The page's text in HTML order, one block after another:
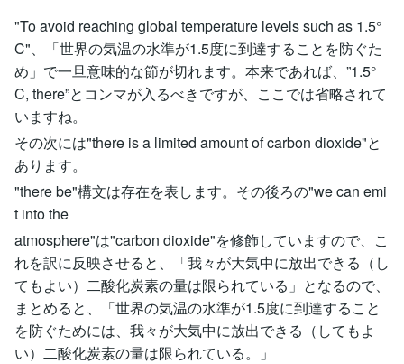
"To avoid reaching global temperature levels such as 1.5°
C"、「世界の気温の水準が1.5度に到達することを防ぐた
め」で一旦意味的な節が切れます。本来であれば、”1.5°
C, there”とコンマが入るべきですが、ここでは省略されて
いますね。
その次には"there is a limited amount of carbon dioxide"と
あります。
"there be"構文は存在を表します。その後ろの"we can emi
t into the
atmosphere"は"carbon dioxide"を修飾していますので、こ
れを訳に反映させると、「我々が大気中に放出できる（し
てもよい）二酸化炭素の量は限られている」となるので、
まとめると、「世界の気温の水準が1.5度に到達すること
を防ぐためには、我々が大気中に放出できる（してもよ
い）二酸化炭素の量は限られている。」